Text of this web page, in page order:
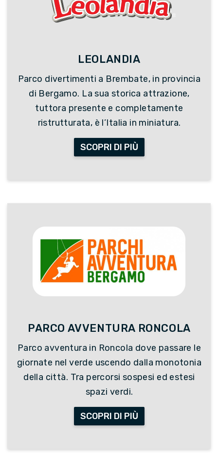
LEOLANDIA
Parco divertimenti a Brembate, in provincia
di Bergamo. La sua storica attrazione,
tuttora presente e completamente
ristrutturata, è l’Italia in miniatura.
SCOPRI DI PIÙ
PARCO AVVENTURA RONCOLA
Parco avventura in Roncola dove passare le
giornate nel verde uscendo dalla monotonia
della città. Tra percorsi sospesi ed estesi
spazi verdi.
SCOPRI DI PIÙ